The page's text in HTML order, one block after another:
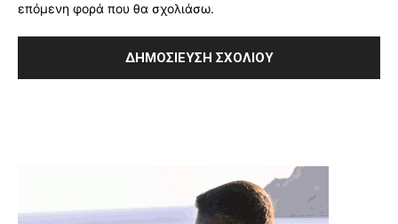
επόμενη φορά που θα σχολιάσω.